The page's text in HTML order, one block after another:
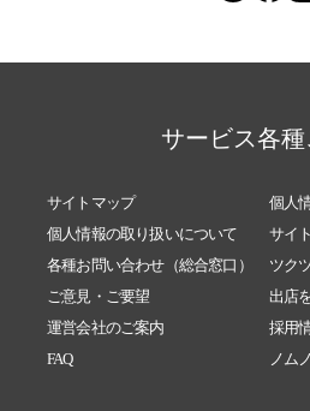
サービス各
サイトマップ
個人
個人情報の取り扱いについて
サイ
各種お問い合わせ（総合窓口）
ツク
ご意見・ご要望
出店
運営会社のご案内
採用
FAQ
ノム